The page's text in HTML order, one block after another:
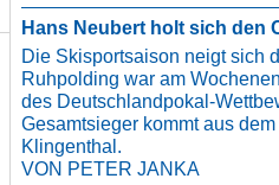
Hans Neubert holt sich den
Die Skisportsaison neigt sich
Ruhpolding war am
des Deutschlandpokal-
Gesamtsieger kommt aus
Klingenthal.
VON PETER JANKA